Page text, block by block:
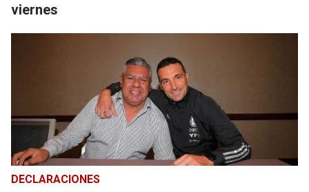
viernes
DECLARACIONES